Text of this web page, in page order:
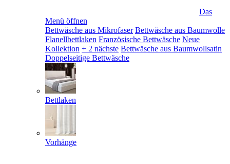
Das
Menü öffnen
Bettwäsche aus Mikrofaser Bettwäsche aus Baumwolle
Flanellbettlaken Französische Bettwäsche Neue
Kollektion + 2 nächste Bettwäsche aus Baumwollsatin
Doppelseitige Bettwäsche
Bettlaken
Vorhänge